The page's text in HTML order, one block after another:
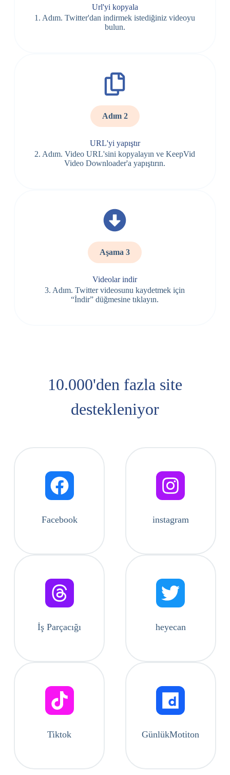
Url'yi kopyala
1. Adım. Twitter'dan indirmek istediğiniz videoyu
bulun.
Adım 2
URL'yi yapıştır
2. Adım. Video URL'sini kopyalayın ve KeepVid
Video Downloader'a yapıştırın.
Aşama 3
Videolar indir
3. Adım. Twitter videosunu kaydetmek için
“İndir” düğmesine tıklayın.
10.000'den fazla site
destekleniyor
Facebook instagram
İş Parçacığı heyecan
Tiktok GünlükMotiton